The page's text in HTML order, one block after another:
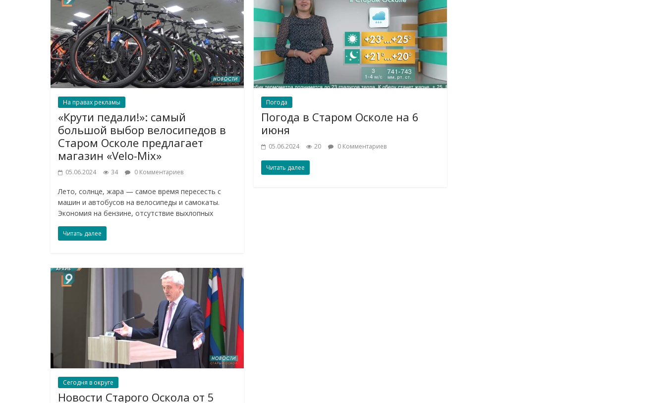
На правах рекламы
«Крути педали!»: самый
большой выбор велосипедов в
Старом Осколе предлагает
магазин «Velo-Mix»
05.06.2024 34 0 Комментариев
Лето, солнце, жара — самое время пересесть с
машин и автобусов на велосипеды и самокаты.
Экономия на бензине, отсутствие выхлопных
Читать далее
Погода
Погода в Старом Осколе на 6
июня
05.06.2024 20 0 Комментариев
Читать далее
Сегодня в округе
Новости Старого Оскола от 5